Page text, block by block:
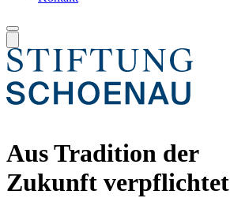
Aus Tradition der
Zukunft verpflichtet